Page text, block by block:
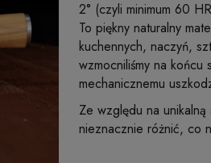
2° (czyli minimum 60
To piękny naturalny
kuchennych, naczyń,
wzmocniliśmy na
mechanicznemu
Ze względu na
nieznacznie różnić, co